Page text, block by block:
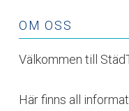
OM OSS
Välkommen till
Här finns all